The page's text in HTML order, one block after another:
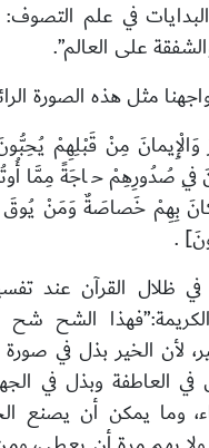
في علم التصوف:
على العالم”.
مثل هذه الصورة
وَالْإِيمانَ مِنْ قَبْلِهِمْ
فِي صُدُورِهِمْ حاجَةً مِمَّا
بِهِمْ خَصاصَةٌ وَمَنْ
.
ظلال القرآن عند
الكريمة:”فهذا الشح
لأن الخير بذل في
في العاطفة وبذل في
وما يمكن أن يصنع